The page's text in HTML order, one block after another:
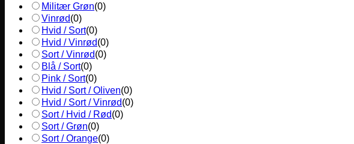
Militær Grøn(0)
Vinrød(0)
Hvid / Sort(0)
Hvid / Vinrød(0)
Sort / Vinrød(0)
Blå / Sort(0)
Pink / Sort(0)
Hvid / Sort / Oliven(0)
Hvid / Sort / Vinrød(0)
Sort / Hvid / Rød(0)
Sort / Grøn(0)
Sort / Orange(0)